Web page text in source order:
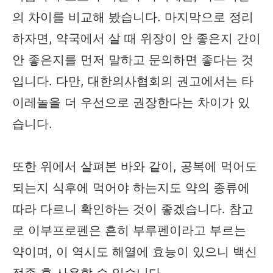
의 차이를 비교해 봤습니다. 마지막으로 정리
하자면, 약국에서 살 때 위장이 안 좋은지 간이
안 좋은지를 먼저 말하고 문의하면 좋다는 것
입니다. 다만, 대한의사협회의 권고에서는 타
이레놀을 더 우선으로 권장한다는 차이가 있
습니다.
또한 위에서 살펴본 바와 같이, 공복에 먹어도
되는지 식후에 먹어야 하는지도 약의 종류에
따라 다르니 확인하는 것이 좋겠습니다. 참고
로 이부프로펜은 흔히 부루펜이라고 부르는
약이며, 이 역시도 해열에 효능이 있으니 백신